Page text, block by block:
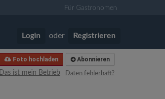
Für Gastronomen
Login oder Registrieren
Abonnieren
Foto hochladen
Daten fehlerhaft?
Das ist mein Betrieb